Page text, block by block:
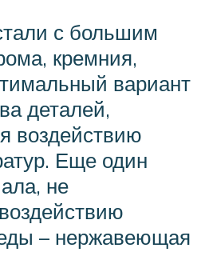
с большим
кремния,
вариант
деталей,
воздействию
Еще один
не
– нержавеющая